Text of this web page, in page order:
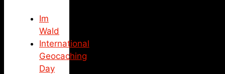
Im
Wald
International
Geocaching
Day